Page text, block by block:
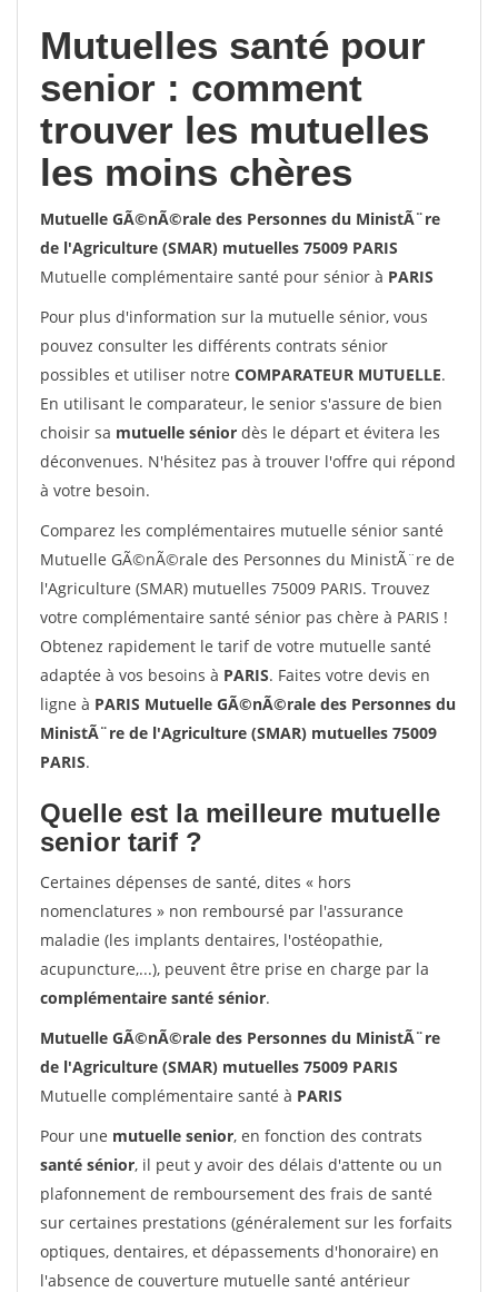
Mutuelles santé pour
senior : comment
trouver les mutuelles
les moins chères
Mutuelle GÃ©nÃ©rale des Personnes du MinistÃ¨re
de l'Agriculture (SMAR) mutuelles 75009 PARIS
Mutuelle complémentaire santé pour sénior à PARIS
Pour plus d'information sur la mutuelle sénior, vous
pouvez consulter les différents contrats sénior
possibles et utiliser notre COMPARATEUR MUTUELLE.
En utilisant le comparateur, le senior s'assure de bien
choisir sa mutuelle sénior dès le départ et évitera les
déconvenues. N'hésitez pas à trouver l'offre qui répond
à votre besoin.
Comparez les complémentaires mutuelle sénior santé
Mutuelle GÃ©nÃ©rale des Personnes du MinistÃ¨re de
l'Agriculture (SMAR) mutuelles 75009 PARIS. Trouvez
votre complémentaire santé sénior pas chère à PARIS !
Obtenez rapidement le tarif de votre mutuelle santé
adaptée à vos besoins à PARIS. Faites votre devis en
ligne à PARIS Mutuelle GÃ©nÃ©rale des Personnes du
MinistÃ¨re de l'Agriculture (SMAR) mutuelles 75009
PARIS.
Quelle est la meilleure mutuelle
senior tarif ?
Certaines dépenses de santé, dites « hors
nomenclatures » non remboursé par l'assurance
maladie (les implants dentaires, l'ostéopathie,
acupuncture,...), peuvent être prise en charge par la
complémentaire santé sénior.
Mutuelle GÃ©nÃ©rale des Personnes du MinistÃ¨re
de l'Agriculture (SMAR) mutuelles 75009 PARIS
Mutuelle complémentaire santé à PARIS
Pour une mutuelle senior, en fonction des contrats
santé sénior, il peut y avoir des délais d'attente ou un
plafonnement de remboursement des frais de santé
sur certaines prestations (généralement sur les forfaits
optiques, dentaires, et dépassements d'honoraire) en
l'absence de couverture mutuelle santé antérieur